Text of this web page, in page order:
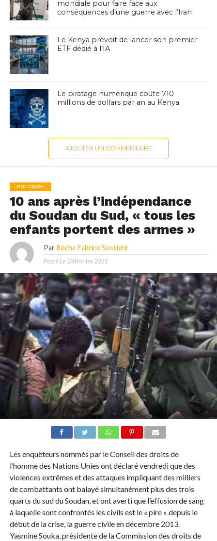
mondiale pour faire face aux
conséquences d’une guerre avec l’Iran
Le Kenya prévoit de lancer son premier
ETF dédié à l’IA
Le piratage numérique coûte 710
millions de dollars par an au Kenya
AJOUTER UN COMMENTAIRE
POLITIQUE
10 ans après l’indépendance
du Soudan du Sud, « tous les
enfants portent des armes »
Par Roche Fabrice Sossiehi
Posté Le 20 février 2021
Les enquêteurs nommés par le Conseil des droits de
l’homme des Nations Unies ont déclaré vendredi que des
violences extrêmes et des attaques impliquant des milliers
de combattants ont balayé simultanément plus des trois
quarts du sud du Soudan, et ont averti que l’effusion de sang
à laquelle sont confrontés les civils est le « pire » depuis le
début de la crise, la guerre civile en décembre 2013.
Yasmine Souka, présidente de la Commission des droits de